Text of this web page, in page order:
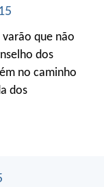
varão que não
dos
no caminho
dos